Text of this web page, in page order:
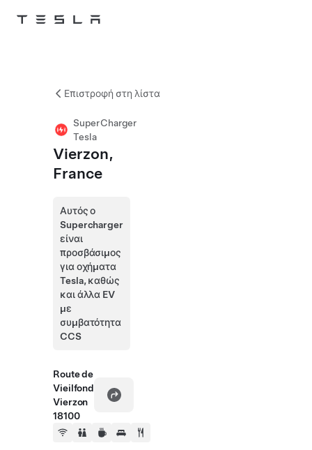
Επιστροφή στη λίστα
SuperCharger
Tesla
Vierzon,
France
Αυτός ο
Supercharger
είναι
προσβάσιμος
για οχήματα
Tesla, καθώς
και άλλα EV
με
συμβατότητα
CCS
Route de
Vieilfond
Vierzon
18100